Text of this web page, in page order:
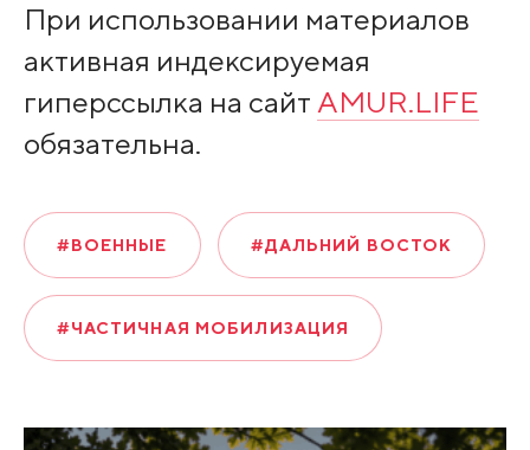
При использовании материалов
активная индексируемая
гиперссылка на сайт AMUR.LIFE
обязательна.
#ВОЕННЫЕ #ДАЛЬНИЙ ВОСТОК
#ЧАСТИЧНАЯ МОБИЛИЗАЦИЯ